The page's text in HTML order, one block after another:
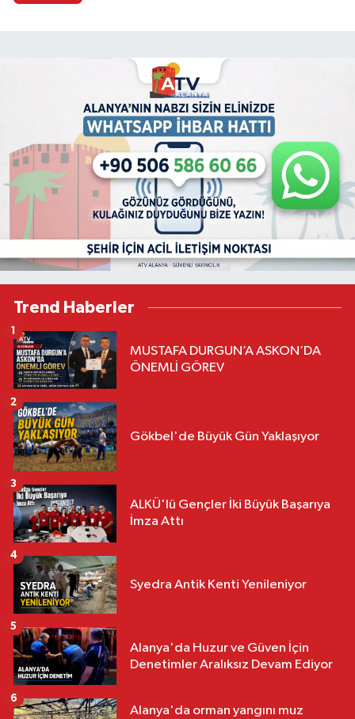
Trend Haberler
MUSTAFA DURGUN’A ASKON’DA
ÖNEMLİ GÖREV
1
Gökbel'de Büyük Gün Yaklaşıyor
2
ALKÜ'lü Gençler İki Büyük Başarıya
İmza Attı
3
Syedra Antik Kenti Yenileniyor
4
Alanya'da Huzur ve Güven İçin
Denetimler Aralıksız Devam Ediyor
5
Alanya'da orman yangını muz
6